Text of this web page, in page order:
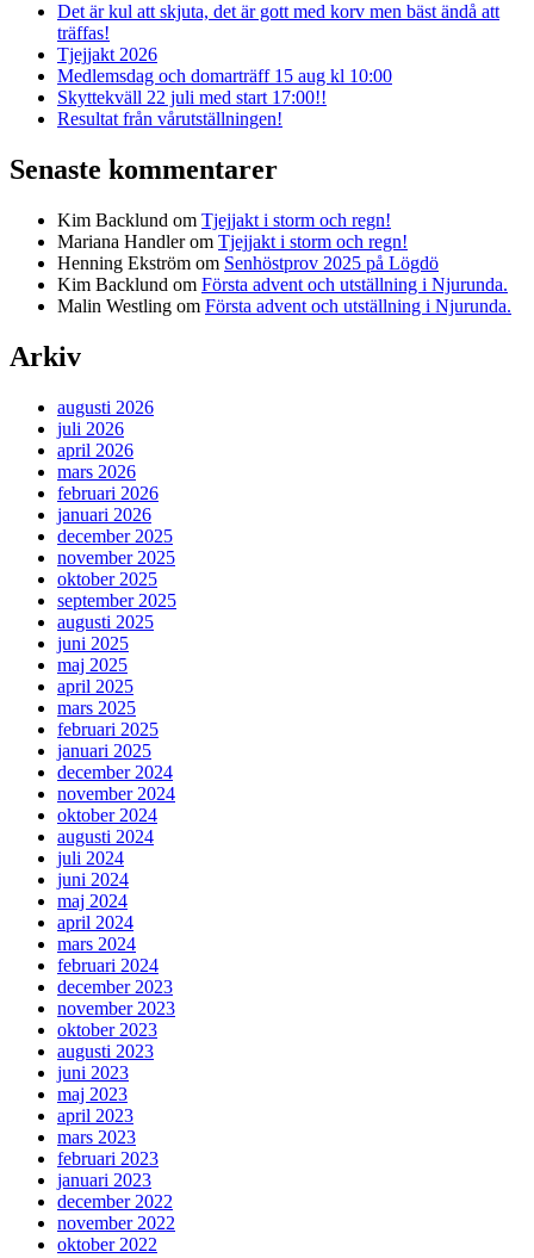
Det är kul att skjuta, det är gott med korv men bäst ändå att
träffas!
Tjejjakt 2026
Medlemsdag och domarträff 15 aug kl 10:00
Skyttekväll 22 juli med start 17:00!!
Resultat från vårutställningen!
Senaste kommentarer
Kim Backlund om Tjejjakt i storm och regn!
Mariana Handlerom Tjejjakt i storm och regn!
Henning Ekström om Senhöstprov 2025 på Lögdö
Kim Backlund om Första advent och utställning i Njurunda.
Malin Westling om Första advent och utställning i Njurunda.
Arkiv
augusti 2026
juli 2026
april 2026
mars 2026
februari 2026
januari 2026
december 2025
november 2025
oktober 2025
september 2025
augusti 2025
juni 2025
maj 2025
april 2025
mars 2025
februari 2025
januari 2025
december 2024
november 2024
oktober 2024
augusti 2024
juli 2024
juni 2024
maj 2024
april 2024
mars 2024
februari 2024
december 2023
november 2023
oktober 2023
augusti 2023
juni 2023
maj 2023
april 2023
mars 2023
februari 2023
januari 2023
december 2022
november 2022
oktober 2022